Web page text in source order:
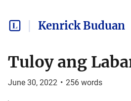
Kenrick Buduan
Tuloy ang
June 30, 2022 • 256 words